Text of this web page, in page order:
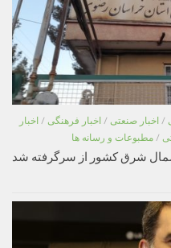
/ اخبار صنعتی / اخبار فرهنگی / اخبار
/ مطبوعات و رسانه ها
شمال شرق کشور از سرگرفته شد